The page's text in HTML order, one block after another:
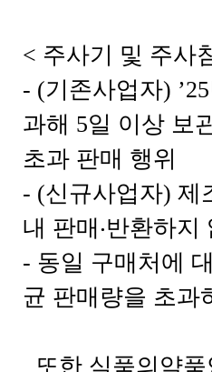
< 주사기 및 주사
- (기존사업자)
과해 5일 이상 보
초과 판매 행위
- (신규사업자) 제
내 판매‧반환하지
- 동일 구매처에
균 판매량을 초과
또한 식품의약